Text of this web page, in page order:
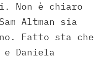
Non è chiaro
Altman sia
Fatto sta che
e Daniela